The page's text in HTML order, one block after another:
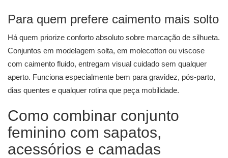
Para quem prefere caimento mais solto
Há quem priorize conforto absoluto sobre marcação de silhueta.
Conjuntos em modelagem solta, em molecotton ou viscose
com caimento fluido, entregam visual cuidado sem qualquer
aperto. Funciona especialmente bem para gravidez, pós-parto,
dias quentes e qualquer rotina que peça mobilidade.
Como combinar conjunto
feminino com sapatos,
acessórios e camadas